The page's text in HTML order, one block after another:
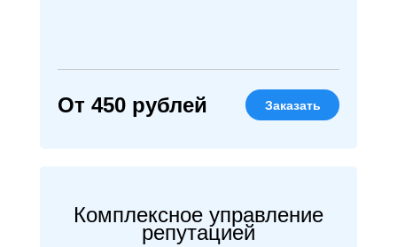
От 450 рублей Заказать
Комплексное управление
репутацией